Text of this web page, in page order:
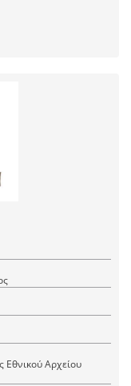
Εθνικού Αρχείου